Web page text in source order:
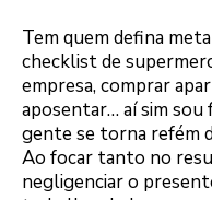
Tem quem defina
checklist de
empresa, comprar
aposentar… aí sim sou
gente se torna refém
Ao focar tanto no
negligenciar o